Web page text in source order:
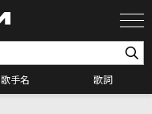
歌手名 歌詞